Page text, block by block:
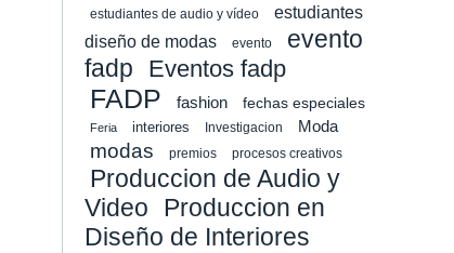
estudiantes de audio y vídeo
estudiantes
diseño de modas
evento
evento
fadp
Eventos fadp
FADP fashion fechas especiales
Feria interiores Investigacion Moda
modas premios procesos creativos
Produccion de Audio y
Video
Produccion en
Diseño de Interiores